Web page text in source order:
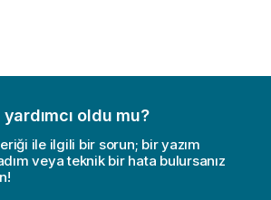
oldu mu?
ile ilgili bir sorun; bir yazım
veya teknik bir hata bulursanız